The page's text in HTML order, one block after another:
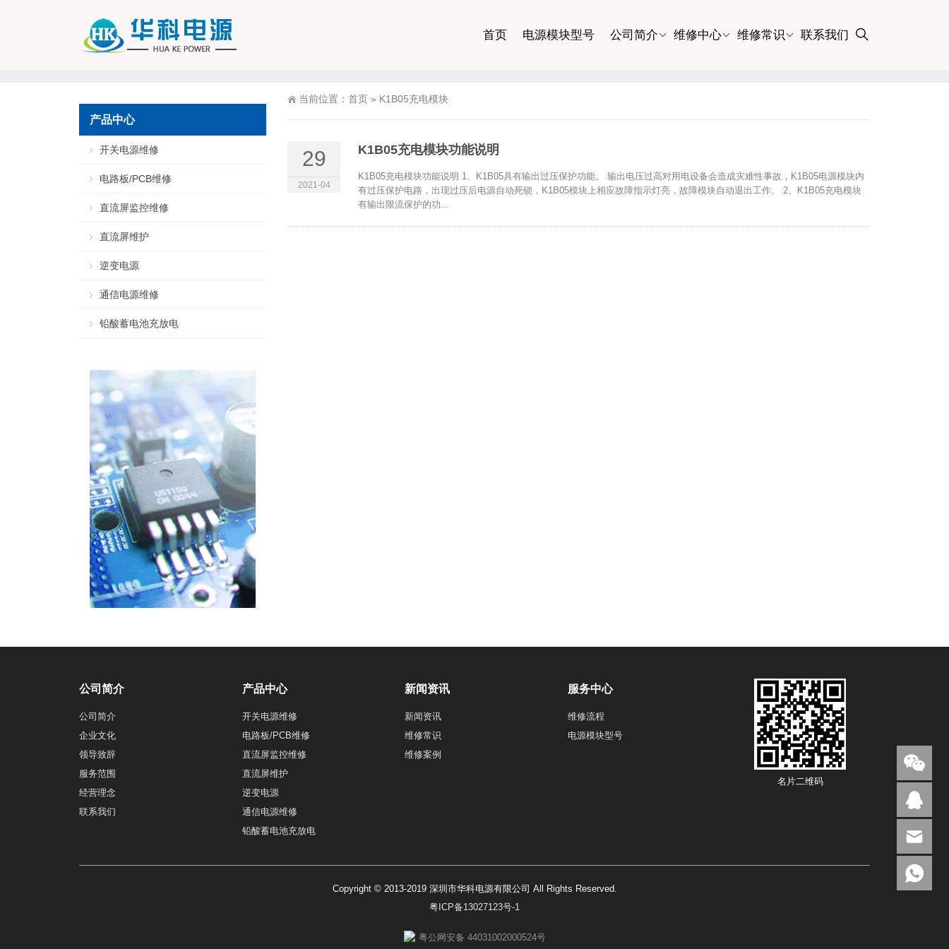
首页 电源模块型号 公司简介 维修中心 维修常识 联系我们
当前位置： 首页 » K1B05充电模块
29
2021-04
K1B05充电模块功能说明
K1B05充电模块功能说明 1、K1B05具有输出过压保护功能。 输出电压过高对用电设备会造成灾难性事故，K1B05电源模块内
有过压保护电路，出现过压后电源自动死锁，K1B05模块上相应故障指示灯亮，故障模块自动退出工作。 2、K1B05充电模块
有输出限流保护的功...
产品中心
开关电源维修
电路板/PCB维修
直流屏监控维修
直流屏维护
逆变电源
通信电源维修
铅酸蓄电池充放电
公司简介
公司简介
企业文化
领导致辞
服务范围
经营理念
联系我们
产品中心
开关电源维修
电路板/PCB维修
直流屏监控维修
直流屏维护
逆变电源
通信电源维修
铅酸蓄电池充放电
新闻资讯
新闻资讯
维修常识
维修案例
服务中心
维修流程
电源模块型号
名片二维码
Copyright © 2013-2019 深圳市华科电源有限公司 All Rights Reserved.
粤ICP备13027123号-1
粤公网安备 44031002000524号